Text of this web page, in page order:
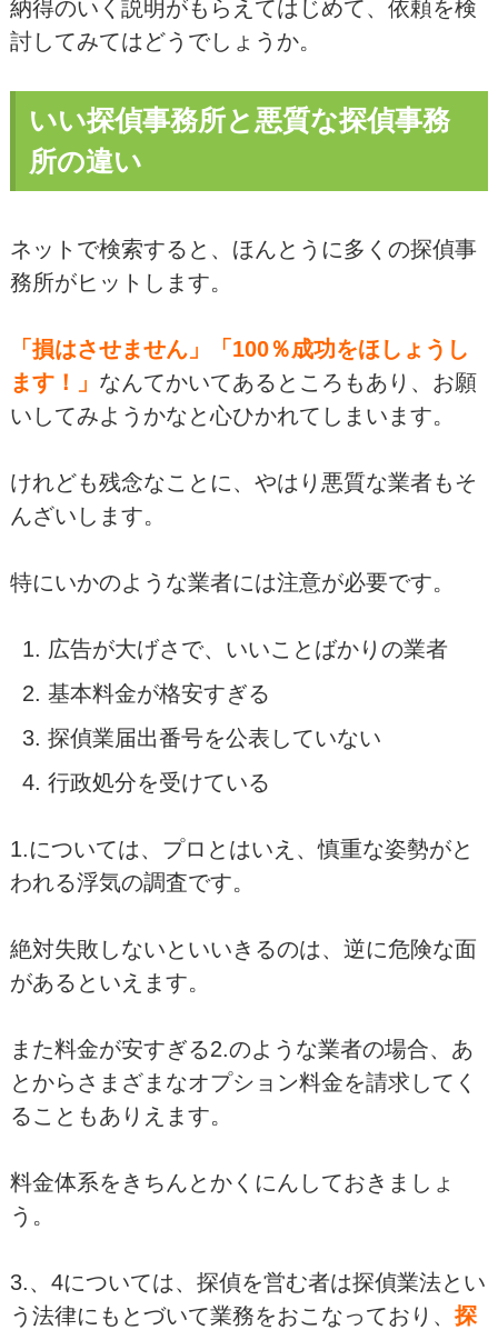
納得のいく説明がもらえてはじめて、依頼を検
討してみてはどうでしょうか。
いい探偵事務所と悪質な探偵事務
所の違い
ネットで検索すると、ほんとうに多くの探偵事
務所がヒットします。
「損はさせません」「100％成功をほしょうし
ます！」 なんてかいてあるところもあり、お願
いしてみようかなと心ひかれてしまいます。
けれども残念なことに、やはり悪質な業者もそ
んざいします。
特にいかのような業者には注意が必要です。
広告が大げさで、いいことばかりの業者
基本料金が格安すぎる
探偵業届出番号を公表していない
行政処分を受けている
1.については、プロとはいえ、慎重な姿勢がと
われる浮気の調査です。
絶対失敗しないといいきるのは、逆に危険な面
があるといえます。
また料金が安すぎる2.のような業者の場合、あ
とからさまざまなオプション料金を請求してく
ることもありえます。
料金体系をきちんとかくにんしておきましょ
う。
3.、4については、探偵を営む者は探偵業法とい
う法律にもとづいて業務をおこなっており、探